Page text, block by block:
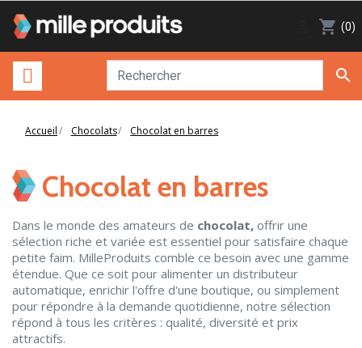
shopping_cart (0)

Accueil Chocolats Chocolat en barres
Chocolat en barres
Dans le monde des amateurs de chocolat, offrir une
sélection riche et variée est essentiel pour satisfaire chaque
petite faim. MilleProduits comble ce besoin avec une gamme
étendue. Que ce soit pour alimenter un distributeur
automatique, enrichir l'offre d'une boutique, ou simplement
pour répondre à la demande quotidienne, notre sélection
répond à tous les critères : qualité, diversité et prix
attractifs.